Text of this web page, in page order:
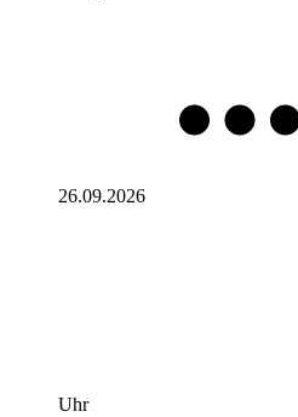
26.09.2026
Uhr